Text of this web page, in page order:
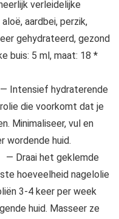
verleidelijke
aardbei, perzik,
gehydrateerd, gezond
buis: 5 ml, maat: 18 *
Intensief hydraterende
die voorkomt dat je
Minimaliseer, vul en
wordende huid.
— Draai het geklemde
hoeveelheid nagelolie
3-4 keer per week
huid. Masseer ze